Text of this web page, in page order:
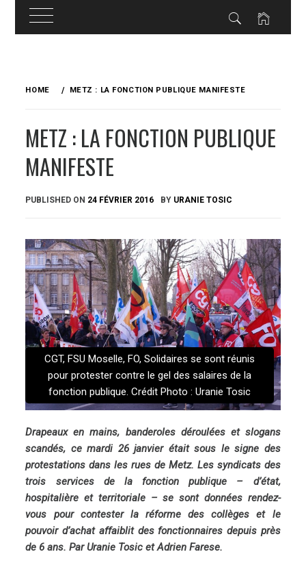
HOME METZ : LA FONCTION PUBLIQUE MANIFESTE
METZ : LA FONCTION PUBLIQUE
MANIFESTE
PUBLISHED ON 24 FÉVRIER 2016 BY URANIE TOSIC
CGT, FSU Moselle, FO, Solidaires se sont réunis
pour protester contre le gel des salaires de la
fonction publique. Crédit Photo : Uranie Tosic
Drapeaux en mains, banderoles déroulées et slogans
scandés, ce mardi 26 janvier était sous le signe des
protestations dans les rues de Metz. Les syndicats des
trois services de la fonction publique – d’état,
hospitalière et territoriale – se sont données rendez-
vous pour contester la réforme des collèges et le
pouvoir d’achat affaiblit des fonctionnaires depuis près
de 6 ans. Par Uranie Tosic et Adrien Farese.